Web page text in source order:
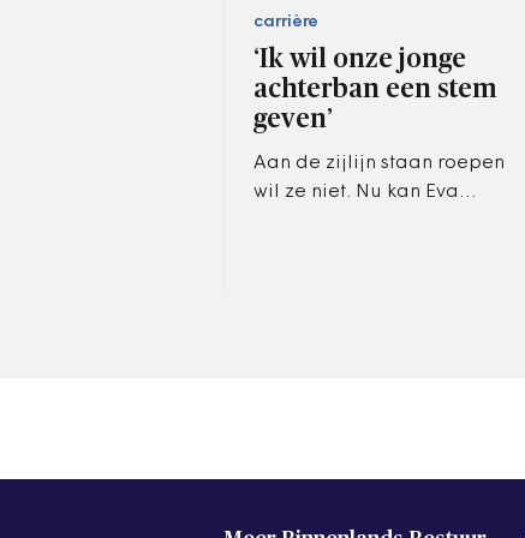
carrière
‘Ik wil onze jonge
achterban een stem
geven’
Aan de zijlijn staan roepen
wil ze niet. Nu kan Eva